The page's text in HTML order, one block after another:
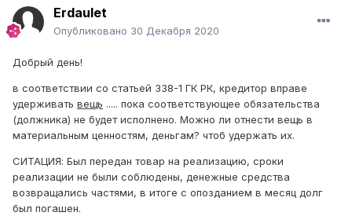
Erdaulet
Опубликовано 30 Декабря 2020
Добрый день!
в соответствии со статьей 338-1 ГК РК, кредитор вправе
удерживать вещь ..... пока соответствующее обязательства
(должника) не будет исполнено. Можно ли отнести вещь в
материальным ценностям, деньгам? чтоб удержать их.
СИТАЦИЯ: Был передан товар на реализацию, сроки
реализации не были соблюдены, денежные средства
возвращались частями, в итоге с опозданием в месяц долг
был погашен.